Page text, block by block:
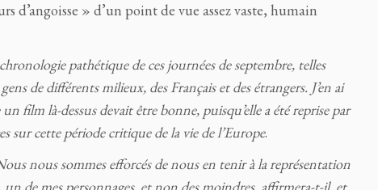
» d’un point de vue assez vaste, humain
pathétique de ces journées de septembre, telles
de différents milieux, des Français et des étrangers. J’en ai
film là-dessus devait être bonne, puisqu’elle a été reprise par
sur cette période critique de la vie de l’Europe.
nous sommes efforcés de nous en tenir à la représentation